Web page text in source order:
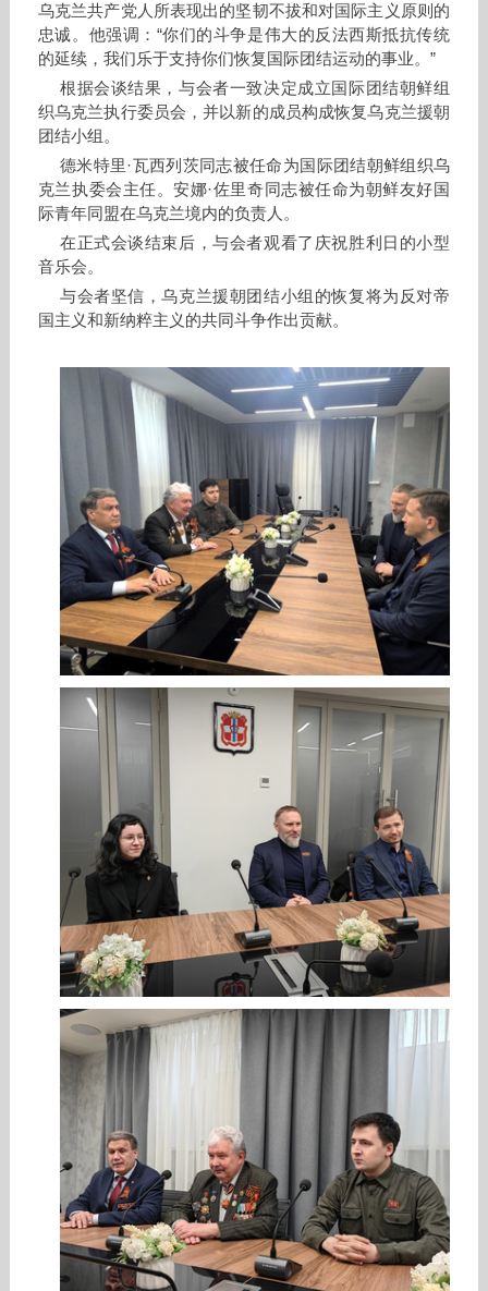
乌克兰共产党人所表现出的坚韧不拔和对国际主义原则的
忠诚。他强调：“你们的斗争是伟大的反法西斯抵抗传统
的延续，我们乐于支持你们恢复国际团结运动的事业。”
根据会谈结果，与会者一致决定成立国际团结朝鲜组
织乌克兰执行委员会，并以新的成员构成恢复乌克兰援朝
团结小组。
德米特里·瓦西列茨同志被任命为国际团结朝鲜组织乌
克兰执委会主任。安娜·佐里奇同志被任命为朝鲜友好国
际青年同盟在乌克兰境内的负责人。
在正式会谈结束后，与会者观看了庆祝胜利日的小型
音乐会。
与会者坚信，乌克兰援朝团结小组的恢复将为反对帝
国主义和新纳粹主义的共同斗争作出贡献。